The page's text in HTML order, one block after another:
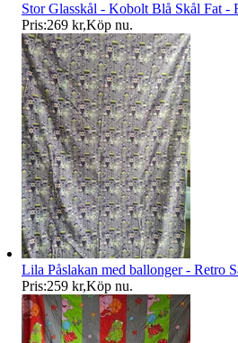
Stor Glasskål - Kobolt Blå Skål Fat -
Pris:269 kr,Köp nu.
Lila Påslakan med ballonger - Retro
Pris:259 kr,Köp nu.